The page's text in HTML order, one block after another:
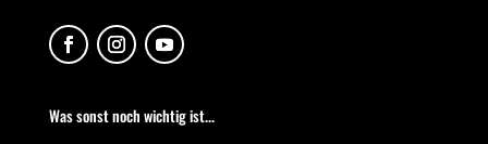
Was sonst noch wichtig ist...